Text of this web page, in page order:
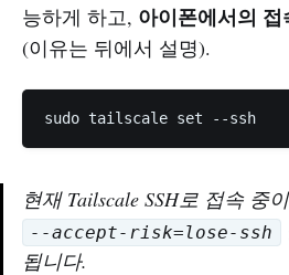
능하게 하고, 아이폰에서의
(이유는 뒤에서 설명).
현재 Tailscale SSH로 접속 중
--accept-risk=lose-ssh
됩니다.